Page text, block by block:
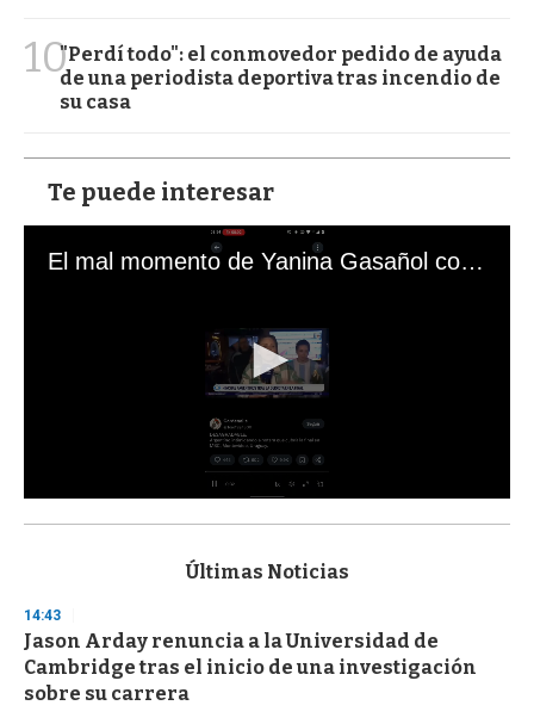
10"Perdí todo": el conmovedor pedido de ayuda
de una periodista deportiva tras incendio de
su casa
Te puede interesar
El mal momento de Yanina Gasañol con un hincha argentino en "Subrayado"
s
d
s
o
f
3
Últimas Noticias
14:43
Jason Arday renuncia a la Universidad de
Cambridge tras el inicio de una investigación
sobre su carrera